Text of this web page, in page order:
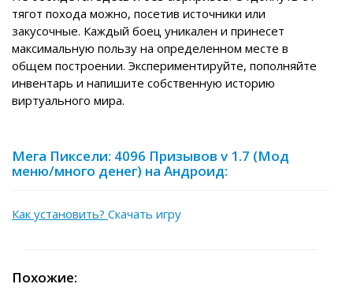
тягот похода можно, посетив источники или
закусочные. Каждый боец уникален и принесет
максимальную пользу на определенном месте в
общем построении. Экспериментируйте, пополняйте
инвентарь и напишите собственную историю
виртуального мира.
Мега Пиксели: 4096 Призывов v 1.7 (Мод
меню/много денег) на Андроид:
Как установить? Скачать игру
Похожие: